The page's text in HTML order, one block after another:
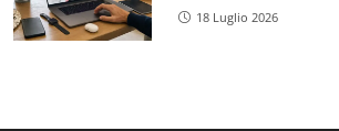
18 Luglio 2026